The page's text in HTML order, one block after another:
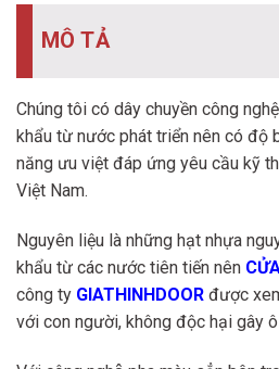
MÔ TẢ
Chúng tôi có dây chuyền công
khẩu từ nước phát triển nên có độ
năng ưu việt đáp ứng yêu cầu kỹ
Việt Nam.
Nguyên liệu là những hạt nhựa
khẩu từ các nước tiên tiến nên
công ty GIATHINHDOOR được
với con người, không độc hại gây